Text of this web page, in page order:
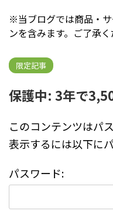
※当ブログでは商品・
ンを含みます。ご了承く
限定記事
保護中: 3年で
このコンテンツはパ
表示するには以下に
パスワード: